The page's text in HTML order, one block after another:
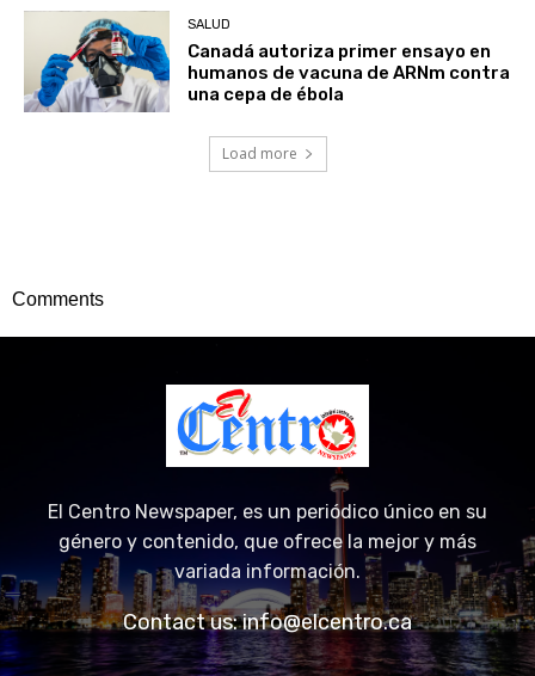
humanos de vacuna de ARNm contra
una cepa de ébola
Load more
El Centro Newspaper, es un periódico único en su
género y contenido, que ofrece la mejor y más
variada información.
Contact us:info@elcentro.ca